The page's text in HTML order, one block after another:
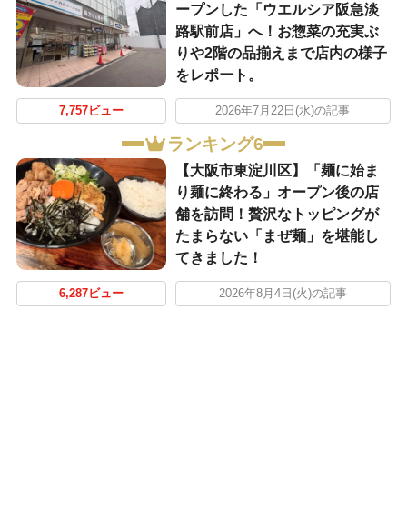
ープンした「ウエルシア阪急淡
路駅前店」へ！お惣菜の充実ぶ
りや2階の品揃えまで店内の様子
をレポート。
7,757ビュー 2026年7月22日(水)の記事
ランキング6
【大阪市東淀川区】「麺に始ま
り麺に終わる」オープン後の店
舗を訪問！贅沢なトッピングが
たまらない「まぜ麺」を堪能し
てきました！
6,287ビュー 2026年8月4日(火)の記事